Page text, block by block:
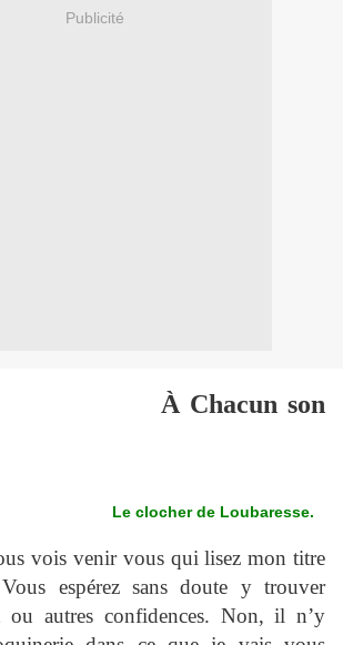
Publicité
À Chacun son
de Loubaresse.
vois venir vous qui lisez mon titre
espérez sans doute y trouver
ou autres confidences. Non, il n’y